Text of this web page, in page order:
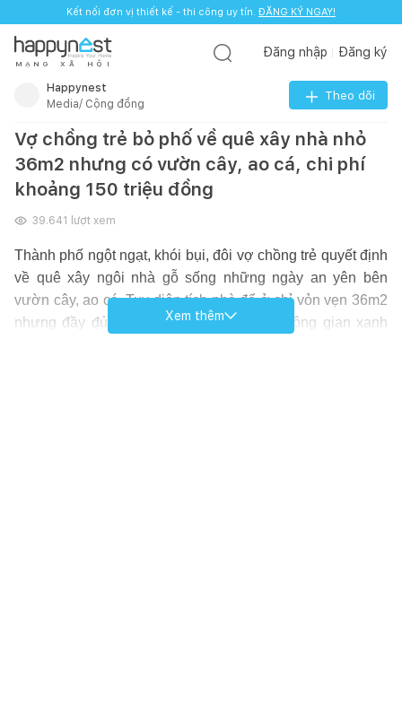
Kết nối đơn vị thiết kế - thi công uy tín. ĐĂNG KÝ NGAY!
M Ạ N G X Ã H Ộ I
Đăng nhập Đăng ký
Happynest
Media/ Cộng đồng
Theo dõi
Vợ chồng trẻ bỏ phố về quê xây nhà nhỏ
36m2 nhưng có vườn cây, ao cá, chi phí
khoảng 150 triệu đồng
39.641 lượt xem
Thành phố ngột ngạt, khói bụi, đôi vợ chồng trẻ quyết định
về quê xây ngôi nhà gỗ sống những ngày an yên bên
vườn cây, ao cá. Tuy diện tích nhà để ở chỉ vỏn vẹn 36m2
nhưng đầy đủ tiện nghi, đặc biệt đó là không gian xanh
Xem thêm